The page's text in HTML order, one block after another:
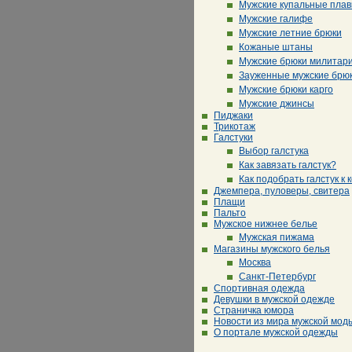
Мужские купальные
Мужские галифе
Мужские летние брюки
Кожаные штаны
Мужские брюки милитари
Зауженные мужские
Мужские брюки карго
Мужские джинсы
Пиджаки
Трикотаж
Галстуки
Выбор галстука
Как завязать галстук?
Как подобрать галстук к
Джемпера, пуловеры, свитера
Плащи
Пальто
Мужское нижнее белье
Мужская пижама
Магазины мужского белья
Москва
Санкт-Петербург
Спортивная одежда
Девушки в мужской одежде
Страничка юмора
Новости из мира мужской
О портале мужской одежды